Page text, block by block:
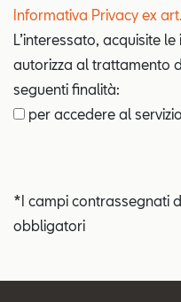
Informativa Privacy ex
L’interessato, acquisite
autorizza al trattamento
seguenti finalità:
per accedere al
*I campi contrassegnati
obbligatori